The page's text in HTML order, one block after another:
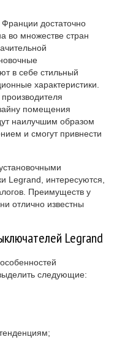
достаточно
во множестве стран
в себе стильный
характеристики.
помещения
наилучшим образом
и смогут привнести
Legrand, интересуются,
Преимуществ у
отлично известны
Legrand
следующие: